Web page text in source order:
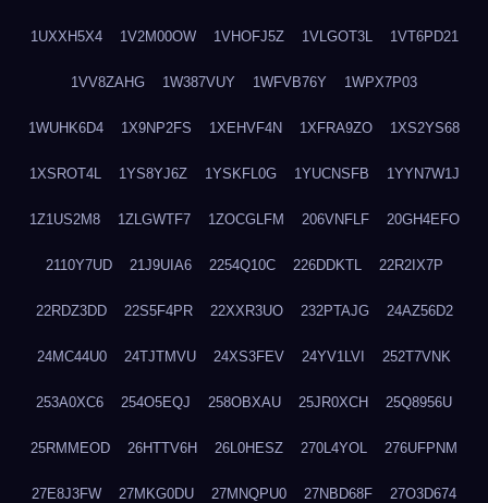
1UXXH5X4 1V2M00OW 1VHOFJ5Z 1VLGOT3L 1VT6PD21
1VV8ZAHG 1W387VUY 1WFVB76Y 1WPX7P03
1WUHK6D4 1X9NP2FS 1XEHVF4N 1XFRA9ZO 1XS2YS68
1XSROT4L 1YS8YJ6Z 1YSKFL0G 1YUCNSFB 1YYN7W1J
1Z1US2M8 1ZLGWTF7 1ZOCGLFM 206VNFLF 20GH4EFO
2110Y7UD 21J9UIA6 2254Q10C 226DDKTL 22R2IX7P
22RDZ3DD 22S5F4PR 22XXR3UO 232PTAJG 24AZ56D2
24MC44U0 24TJTMVU 24XS3FEV 24YV1LVI 252T7VNK
253A0XC6 254O5EQJ 258OBXAU 25JR0XCH 25Q8956U
25RMMEOD 26HTTV6H 26L0HESZ 270L4YOL 276UFPNM
27E8J3FW 27MKG0DU 27MNQPU0 27NBD68F 27O3D674